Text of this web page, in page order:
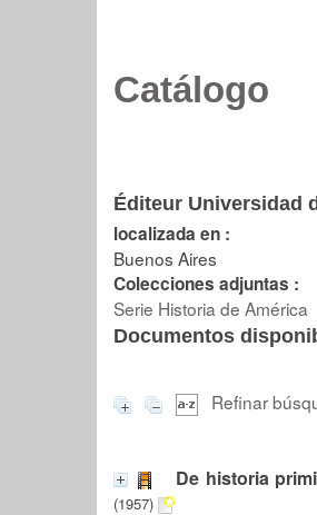
Catálogo
Éditeur Universidad
localizada en :
Buenos Aires
Colecciones adjuntas :
Serie Historia de América
Documentos
Refinar
De historia
(1957)